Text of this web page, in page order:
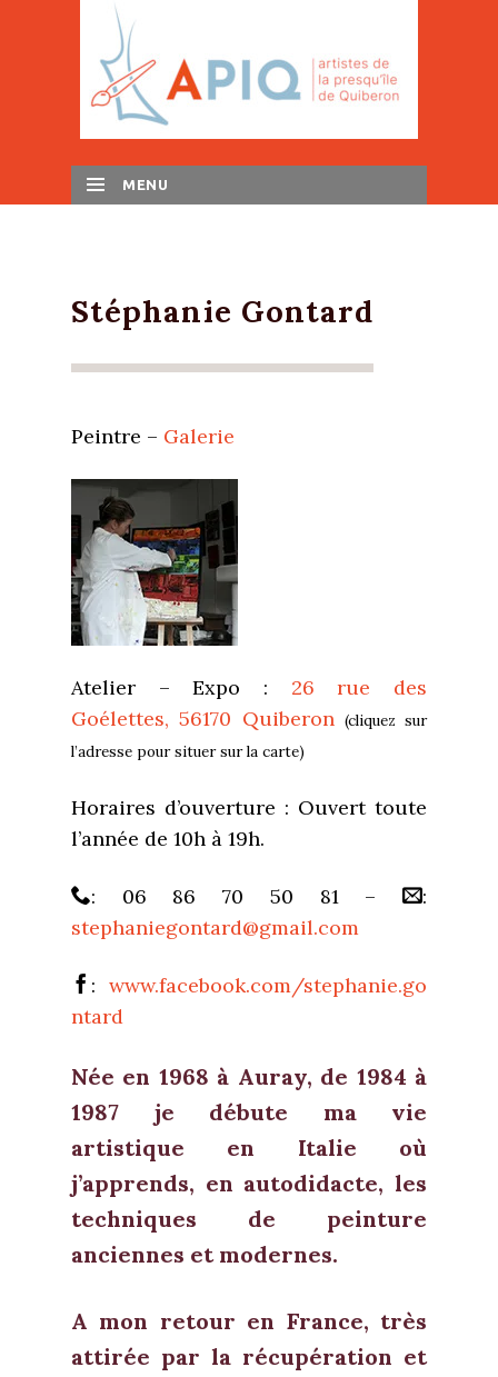
MENU
Stéphanie Gontard
Peintre – Galerie
Atelier – Expo : 26 rue des
Goélettes, 56170 Quiberon (cliquez sur
l’adresse pour situer sur la carte)
Horaires d’ouverture : Ouvert toute
l’année de 10h à 19h.
: 06 86 70 50 81 –
:
stephaniegontard@gmail.com
: www.facebook.com/stephanie.go
ntard
Née en 1968 à Auray, de 1984 à
1987 je débute ma vie
artistique en Italie où
j’apprends, en autodidacte, les
techniques de peinture
anciennes et modernes.
A mon retour en France, très
attirée par la récupération et